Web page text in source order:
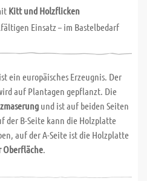
Kitt und Holzflicken
Einsatz – im Bastelbedarf
ein europäisches Erzeugnis. Der
auf Plantagen gepflanzt. Die
und ist auf beiden Seiten
der B-Seite kann die Holzplatte
auf der A-Seite ist die Holzplatte
Oberfläche.